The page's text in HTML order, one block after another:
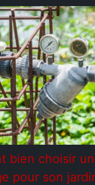
bien choisir
pour son